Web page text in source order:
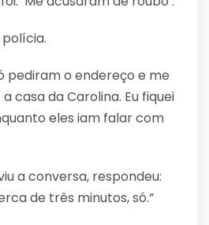
pediram o endereço e me
casa da Carolina. Eu fiquei
eles iam falar com
a conversa, respondeu:
de três minutos, só.”